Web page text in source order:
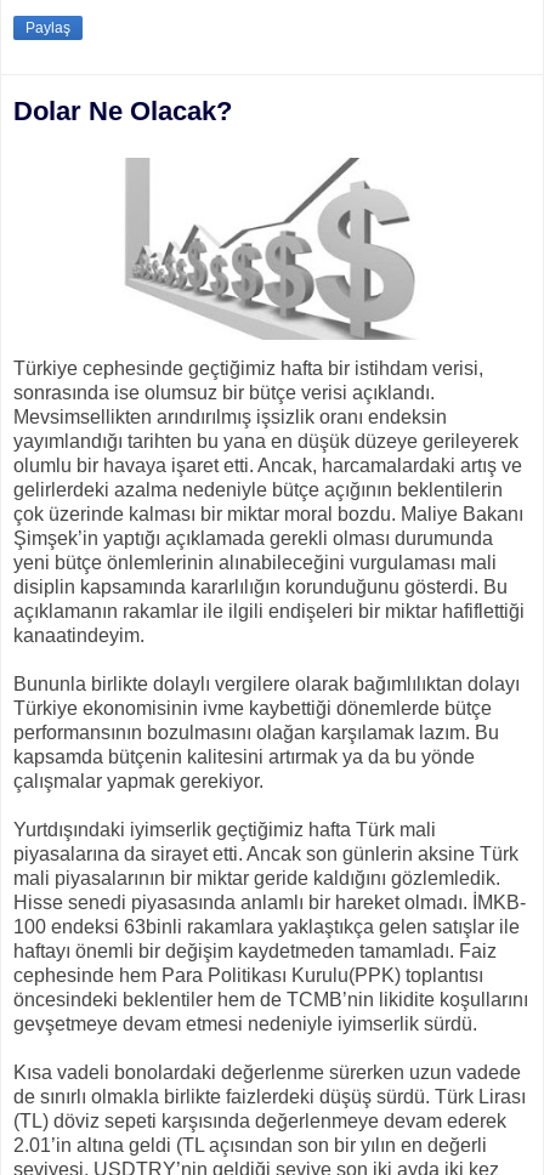
Paylaş
Dolar Ne Olacak?
Türkiye cephesinde geçtiğimiz hafta bir istihdam verisi,
sonrasında ise olumsuz bir bütçe verisi açıklandı.
Mevsimsellikten arındırılmış işsizlik oranı endeksin
yayımlandığı tarihten bu yana en düşük düzeye gerileyerek
olumlu bir havaya işaret etti. Ancak, harcamalardaki artış ve
gelirlerdeki azalma nedeniyle bütçe açığının beklentilerin
çok üzerinde kalması bir miktar moral bozdu. Maliye Bakanı
Şimşek’in yaptığı açıklamada gerekli olması durumunda
yeni bütçe önlemlerinin alınabileceğini vurgulaması mali
disiplin kapsamında kararlılığın korunduğunu gösterdi. Bu
açıklamanın rakamlar ile ilgili endişeleri bir miktar hafiflettiği
kanaatindeyim.
Bununla birlikte dolaylı vergilere olarak bağımlılıktan dolayı
Türkiye ekonomisinin ivme kaybettiği dönemlerde bütçe
performansının bozulmasını olağan karşılamak lazım. Bu
kapsamda bütçenin kalitesini artırmak ya da bu yönde
çalışmalar yapmak gerekiyor.
Yurtdışındaki iyimserlik geçtiğimiz hafta Türk mali
piyasalarına da sirayet etti. Ancak son günlerin aksine Türk
mali piyasalarının bir miktar geride kaldığını gözlemledik.
Hisse senedi piyasasında anlamlı bir hareket olmadı. İMKB-
100 endeksi 63binli rakamlara yaklaştıkça gelen satışlar ile
haftayı önemli bir değişim kaydetmeden tamamladı. Faiz
cephesinde hem Para Politikası Kurulu(PPK) toplantısı
öncesindeki beklentiler hem de TCMB’nin likidite koşullarını
gevşetmeye devam etmesi nedeniyle iyimserlik sürdü.
Kısa vadeli bonolardaki değerlenme sürerken uzun vadede
de sınırlı olmakla birlikte faizlerdeki düşüş sürdü. Türk Lirası
(TL) döviz sepeti karşısında değerlenmeye devam ederek
2.01’in altına geldi (TL açısından son bir yılın en değerli
seviyesi. USDTRY’nin geldiği seviye son iki ayda iki kez